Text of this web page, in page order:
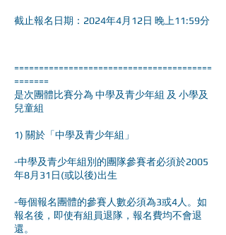
截止報名日期：2024年4月12日 晚上11:59分
========================================
=======
是次團體比賽分為 中學及青少年組 及 小學及
兒童組
1) 關於「中學及青少年組」
-中學及青少年組別的團隊參賽者必須於2005
年8月31日(或以後)出生
-每個報名團體的參賽人數必須為3或4人。如
報名後，即使有組員退隊，報名費均不會退
還。